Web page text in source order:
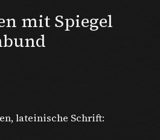
mit Spiegel
lateinische Schrift: